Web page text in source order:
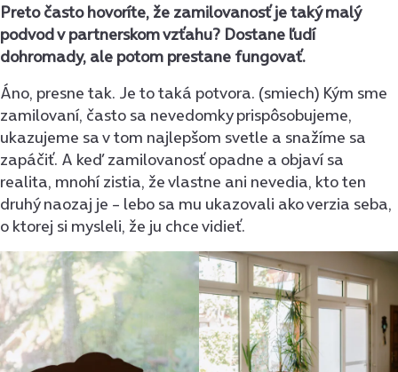
Preto často hovoríte, že zamilovanosť je taký malý
podvod v partnerskom vzťahu? Dostane ľudí
dohromady, ale potom prestane fungovať.
Áno, presne tak. Je to taká potvora. (smiech) Kým sme
zamilovaní, často sa nevedomky prispôsobujeme,
ukazujeme sa v tom najlepšom svetle a snažíme sa
zapáčiť. A keď zamilovanosť opadne a objaví sa
realita, mnohí zistia, že vlastne ani nevedia, kto ten
druhý naozaj je – lebo sa mu ukazovali ako verzia seba,
o ktorej si mysleli, že ju chce vidieť.